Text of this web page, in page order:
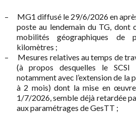
–
MG1 diffusé le 29/6/2026 en
poste au lendemain du TG, dont
mobilités géographiques de
kilomètres ;
–
Mesures relatives au temps de
(à propos desquelles le
notamment avec l’extension de la
à 2 mois) dont la mise en
1/7/2026, semble déjà retardée
aux paramétrages de GesTT ;